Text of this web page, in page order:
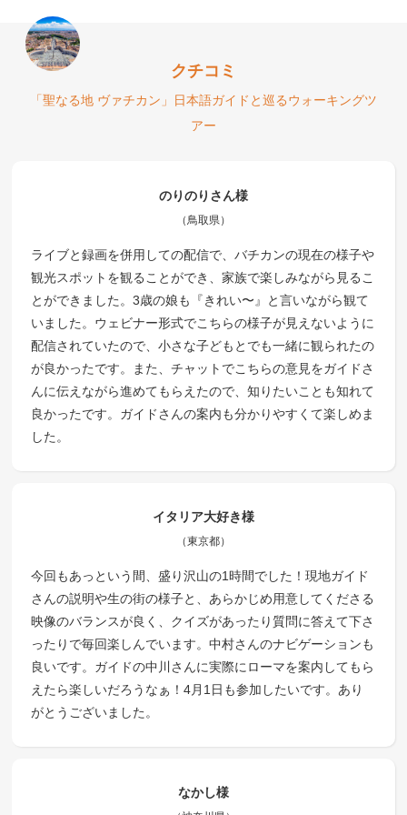
クチコミ
「聖なる地 ヴァチカン」日本語ガイドと巡るウォーキングツ
アー
のりのりさん様
（鳥取県）
ライブと録画を併用しての配信で、バチカンの現在の様子や
観光スポットを観ることができ、家族で楽しみながら見るこ
とができました。3歳の娘も『きれい〜』と言いながら観て
いました。ウェビナー形式でこちらの様子が見えないように
配信されていたので、小さな子どもとでも一緒に観られたの
が良かったです。また、チャットでこちらの意見をガイドさ
んに伝えながら進めてもらえたので、知りたいことも知れて
良かったです。ガイドさんの案内も分かりやすくて楽しめま
した。
イタリア大好き様
（東京都）
今回もあっという間、盛り沢山の1時間でした！現地ガイド
さんの説明や生の街の様子と、あらかじめ用意してくださる
映像のバランスが良く、クイズがあったり質問に答えて下さ
ったりで毎回楽しんでいます。中村さんのナビゲーションも
良いです。ガイドの中川さんに実際にローマを案内してもら
えたら楽しいだろうなぁ！4月1日も参加したいです。あり
がとうございました。
なかし様